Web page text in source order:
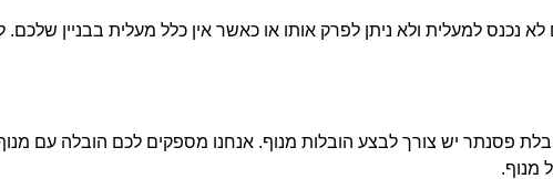
למעלית ולא ניתן לפרק אותו או כאשר אין כלל מעלית בבניין
פסנתר יש צורך לבצע הובלות מנוף. אנחנו מספקים לכם הובלה עם
מנוף.